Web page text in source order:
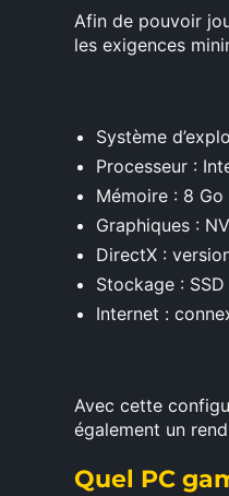
Afin de pouvoir
les exigences
Système
Processeur :
Mémoire : 8 Go
Graphiques :
DirectX :
Stockage :
Internet :
Avec cette
également un
Quel PC